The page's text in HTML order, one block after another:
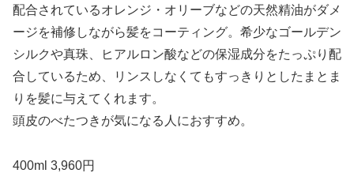
配合されているオレンジ・オリーブなどの天然精油がダメ
ージを補修しながら髪をコーティング。希少なゴールデン
シルクや真珠、ヒアルロン酸などの保湿成分をたっぷり配
合しているため、リンスしなくてもすっきりとしたまとま
りを髪に与えてくれます。
頭皮のべたつきが気になる人におすすめ。
400ml 3,960円